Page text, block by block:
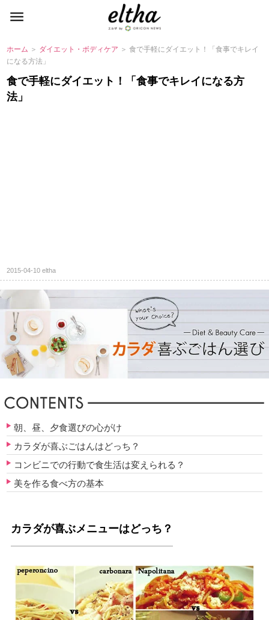
ホーム ＞ ダイエット・ボディケア ＞ 食で手軽にダイエット！「食事でキレイ
になる方法」
食で手軽にダイエット！「食事でキレイになる方
法」
2015-04-10eltha
朝、昼、夕食選びの心がけ
カラダが喜ぶごはんはどっち？
コンビニでの行動で食生活は変えられる？
美を作る食べ方の基本
カラダが喜ぶメニューはどっち？